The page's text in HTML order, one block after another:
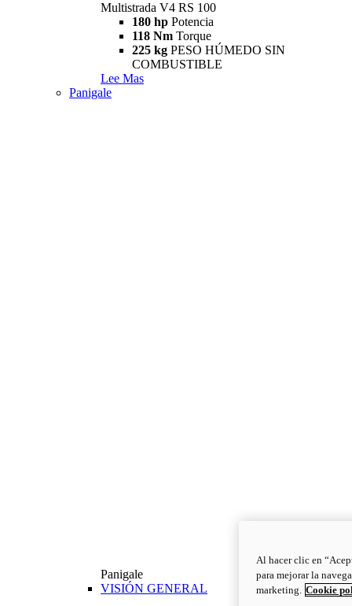
Multistrada V4 RS 100
180 hp Potencia
118 Nm Torque
225 kg PESO HÚMEDO SIN
COMBUSTIBLE
Lee Mas
Panigale
Panigale
VISIÓN GENERAL
Al hacer clic en
para mejorar la
marketing. Cookie